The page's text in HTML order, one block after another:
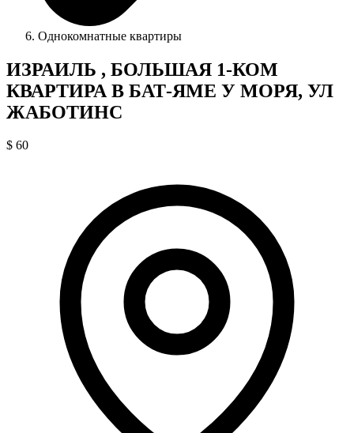
Однокомнатные квартиры
ИЗРАИЛЬ , БОЛЬШАЯ 1-КОМ
КВАРТИРА В БАТ-ЯМЕ У МОРЯ, УЛ
ЖАБОТИНС
$ 60